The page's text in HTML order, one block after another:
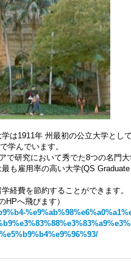
は1911年 州最初の公立大学とし
学んでいます。
で研究において秀でた8つの名門
も雇用率の高い大学(QS
経費を節約することができます。
へ飛びます）